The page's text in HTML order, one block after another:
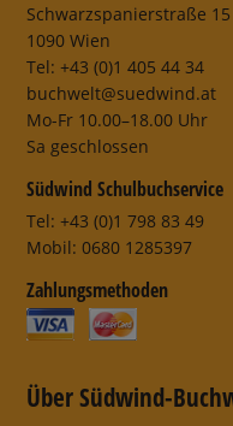
Schwarzspanierstraße 15
1090 Wien
Tel: +43 (0)1 405 44 34
buchwelt@suedwind.at
Mo-Fr 10.00–18.00 Uhr
Sa geschlossen
Südwind Schulbuchservice
Tel: +43 (0)1 798 83 49
Mobil: 0680 1285397
Zahlungsmethoden
Über Südwind-